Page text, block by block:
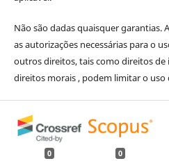
Não são dadas quaisquer garantias.
as autorizações necessárias para o
outros direitos, tais como direitos de
direitos morais , podem limitar o uso
0 0